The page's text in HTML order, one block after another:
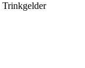
Trinkgelder